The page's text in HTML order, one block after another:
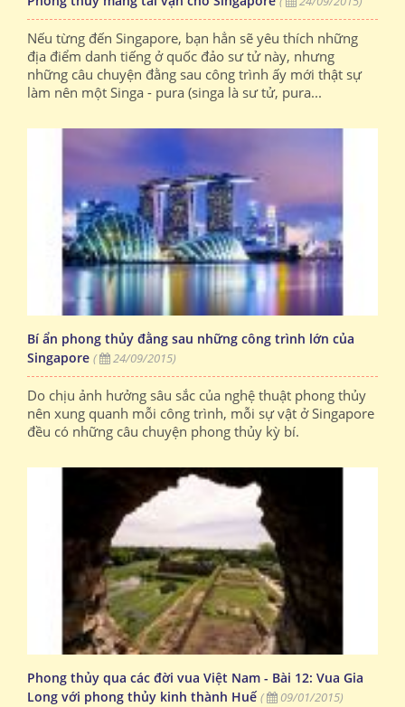
Nếu từng đến Singapore, bạn hẳn sẽ yêu thích những
địa điểm danh tiếng ở quốc đảo sư tử này, nhưng
những câu chuyện đằng sau công trình ấy mới thật sự
làm nên một Singa - pura (singa là sư tử, pura...
Bí ẩn phong thủy đằng sau những công trình lớn của
Singapore ( 24/09/2015)
Do chịu ảnh hưởng sâu sắc của nghệ thuật phong thủy
nên xung quanh mỗi công trình, mỗi sự vật ở Singapore
đều có những câu chuyện phong thủy kỳ bí.
Phong thủy qua các đời vua Việt Nam - Bài 12: Vua Gia
Long với phong thủy kinh thành Huế ( 09/01/2015)